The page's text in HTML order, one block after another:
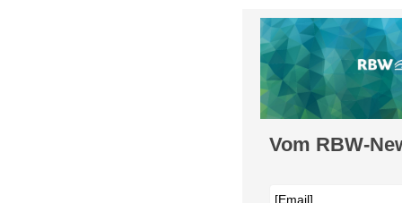
Vom RBW-